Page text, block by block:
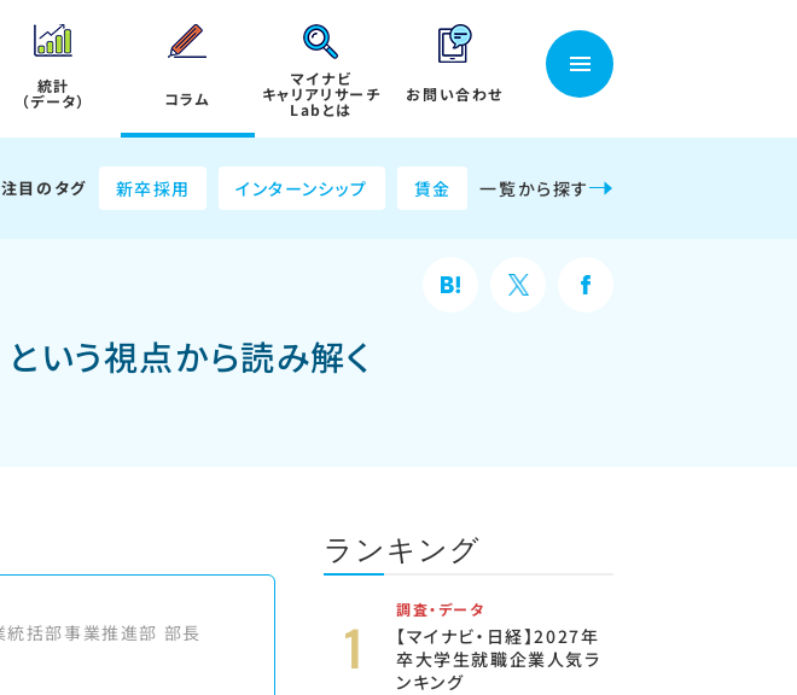
統計
（データ） コラム
マイナビ
キャリアリサーチ
Labとは
お問い合わせ
注目のタグ 新卒採用 インターンシップ 賃金 一覧から探す
いう視点から読み解く
統括部事業推進部 部長
ランキング
調査・データ
【マイナビ・日経】2027年
卒大学生就職企業人気ラ
ンキング